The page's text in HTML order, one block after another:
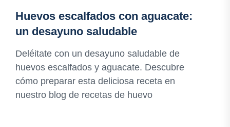
Huevos escalfados con aguacate:
un desayuno saludable
Deléitate con un desayuno saludable de
huevos escalfados y aguacate. Descubre
cómo preparar esta deliciosa receta en
nuestro blog de recetas de huevo